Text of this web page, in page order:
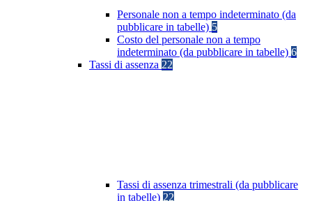
Personale non a tempo indeterminato (da
pubblicare in tabelle) 5
Costo del personale non a tempo
indeterminato (da pubblicare in tabelle) 6
Tassi di assenza 22
Tassi di assenza trimestrali (da pubblicare
in tabelle) 22